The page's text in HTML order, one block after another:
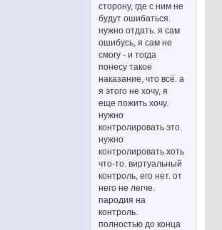
сторону, где с ним не
будут ошибаться.
нужно отдать. я сам
ошибусь, я сам не
смогу - и тогда
понесу такое
наказание, что всё. а
я этого не хочу, я
еще пожить хочу.
нужно
контролировать это.
нужно
контролировать хоть
что-то. виртуальный
контроль, его нет. от
него не легче.
пародия на
контроль.
полностью до конца